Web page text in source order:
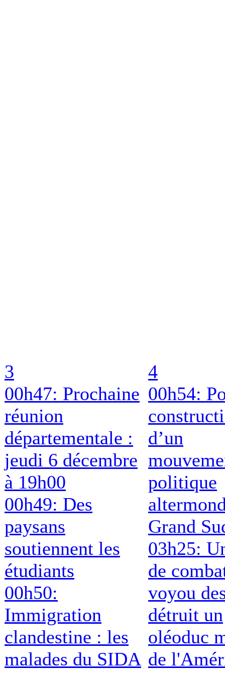
3
00h47: Prochaine
réunion
départementale :
jeudi 6 décembre
à 19h00
00h49: Des
paysans
soutiennent les
étudiants
00h50:
Immigration
clandestine : les
malades du SIDA
4
00h54:
d’un
politique
Grand
03h25:
de
voyou
détruit un
oléoduc
de